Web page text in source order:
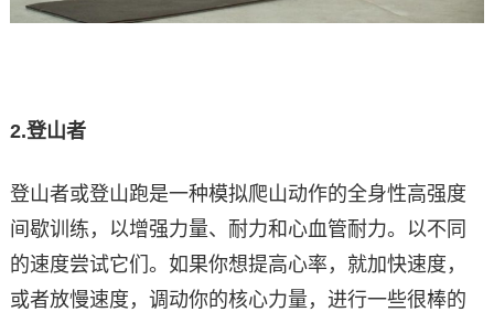
2.登山者
登山者或登山跑是一种模拟爬山动作的‌全身性高强度
间歇训练‌，以增强力量、耐力和心血管耐力。以不同
的速度尝试它们。如果你想提高心率，就加快速度，
或者放慢速度，调动你的核心力量，进行一些很棒的